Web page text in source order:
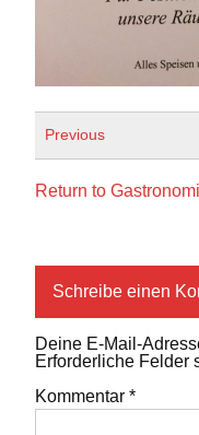
Previous
Return to
Schreibe einen
Deine E-Mail-
Erforderliche Felder
Kommentar *